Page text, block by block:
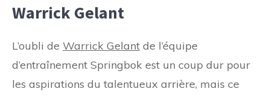
Warrick Gelant
L’oubli de Warrick Gelant de l’équipe
d’entraînement Springbok est un coup dur pour
les aspirations du talentueux arrière, mais ce